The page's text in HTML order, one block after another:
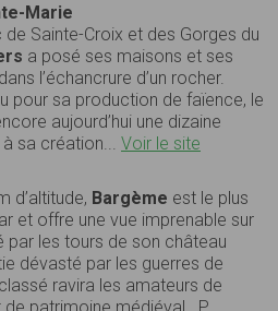
Marie
de Sainte-Croix et des Gorges du
a posé ses maisons et ses
l’échancrure d’un rocher.
pour sa production de faïence, le
aujourd’hui une dizaine
sa création... Voir le site
d’altitude, Bargème est le plus
et offre une vue imprenable sur
par les tours de son château
dévasté par les guerres de
ravira les amateurs de